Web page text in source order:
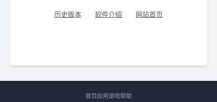
历史版本 软件介绍 网站首页
首页应用游戏帮助